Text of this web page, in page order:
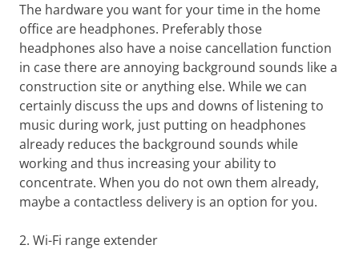
The hardware you want for your time in the home
office are headphones. Preferably those
headphones also have a noise cancellation function
in case there are annoying background sounds like a
construction site or anything else. While we can
certainly discuss the ups and downs of listening to
music during work, just putting on headphones
already reduces the background sounds while
working and thus increasing your ability to
concentrate. When you do not own them already,
maybe a contactless delivery is an option for you.
2. Wi-Fi range extender